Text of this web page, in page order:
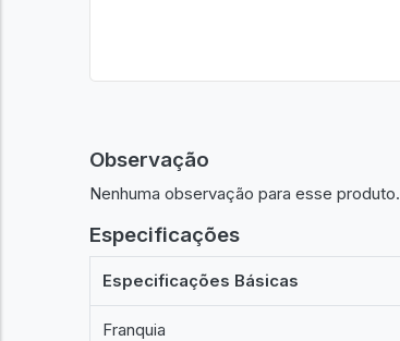
Observação
Nenhuma observação para esse produto.
Especificações
Especificações Básicas
Franquia